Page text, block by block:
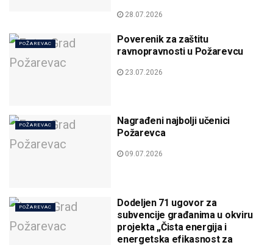
28.07.2026
POŽAREVAC
Poverenik za zaštitu
ravnopravnosti u Požarevcu
23.07.2026
POŽAREVAC
Nagrađeni najbolji učenici
Požarevca
09.07.2026
POŽAREVAC
Dodeljen 71 ugovor za
subvencije građanima u okviru
projekta „Čista energija i
energetska efikasnost za